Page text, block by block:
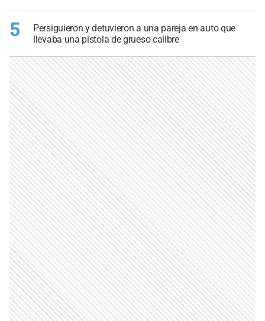
5
Persiguieron y detuvieron a una pareja en auto que
llevaba una pistola de grueso calibre